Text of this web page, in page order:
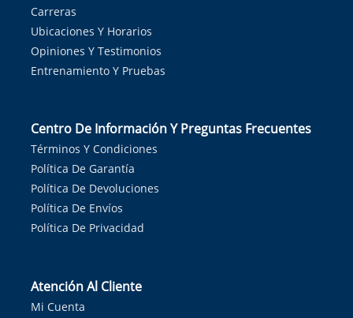
Carreras
Ubicaciones Y Horarios
Opiniones Y Testimonios
Entrenamiento Y Pruebas
Centro De Información Y Preguntas Frecuentes
Términos Y Condiciones
Política De Garantía
Política De Devoluciones
Política De Envíos
Política De Privacidad
Atención Al Cliente
Mi Cuenta